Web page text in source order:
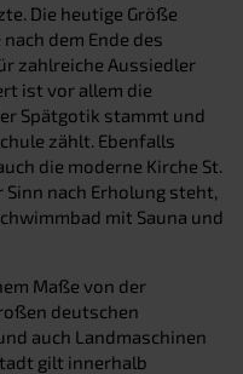
Die heutige Größe
dem Ende des
zahlreiche Aussiedler
ist vor allem die
Spätgotik stammt und
zählt. Ebenfalls
die moderne Kirche St.
nach Erholung steht,
mit Sauna und
Maße von der
deutschen
auch Landmaschinen
gilt innerhalb